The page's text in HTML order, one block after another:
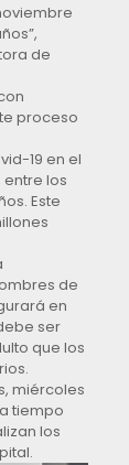
de
proceso
19 en el
los
Este
de
en
ser
que los
miércoles
tiempo
los